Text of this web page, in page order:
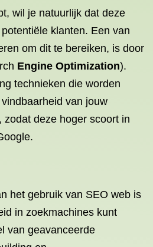
wil je natuurlijk dat deze
klanten. Een van
om dit te bereiken, is door
Engine Optimization).
technieken die worden
van jouw
deze hoger scoort in
het gebruik van SEO web is
in zoekmachines kunt
van geavanceerde